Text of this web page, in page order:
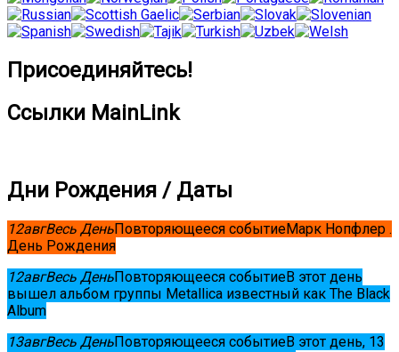
Присоединяйтесь!
Ссылки MainLink
Дни Рождения / Даты
12авгВесь ДеньПовторяющееся событиеМарк Нопфлер .
День Рождения
12авгВесь ДеньПовторяющееся событиеВ этот день
вышел альбом группы Metallica известный как The Black
Album
13авгВесь ДеньПовторяющееся событиеВ этот день, 13